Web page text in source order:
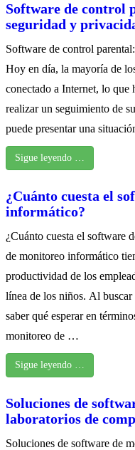
Software de control
seguridad y
Software de control
Hoy en día, la mayoría de
conectado a Internet, lo que
realizar un seguimiento de
puede presentar una
Sigue leyendo …
¿Cuánto cuesta el
informático?
¿Cuánto cuesta el software
de monitoreo informático
productividad de los
línea de los niños. Al
saber qué esperar en
monitoreo de …
Sigue leyendo …
Soluciones de
laboratorios de
Soluciones de software de